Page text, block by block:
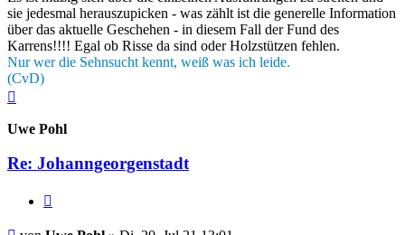
sie jedesmal herauszupicken - was zählt ist die generelle Information
über das aktuelle Geschehen - in diesem Fall der Fund des
Karrens!!!! Egal ob Risse da sind oder Holzstützen fehlen.
Nur wer die Sehnsucht kennt, weiß was ich leide.
(CvD)
Uwe Pohl
Re: Johanngeorgenstadt
Beitrag